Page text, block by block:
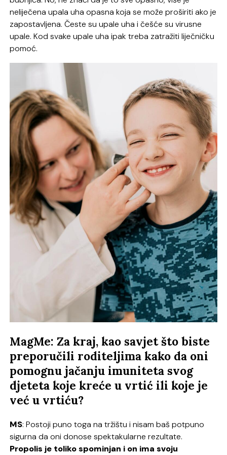
neliječena upala uha opasna koja se može proširiti ako je
zapostavljena. Česte su upale uha i češće su virusne
upale. Kod svake upale uha ipak treba zatražiti liječničku
pomoć.
MagMe: Za kraj, kao savjet što biste
preporučili roditeljima kako da oni
pomognu jačanju imuniteta svog
djeteta koje kreće u vrtić ili koje je
već u vrtiću?
MS: Postoji puno toga na tržištu i nisam baš potpuno
sigurna da oni donose spektakularne rezultate.
Propolis je toliko spominjan i on ima svoju